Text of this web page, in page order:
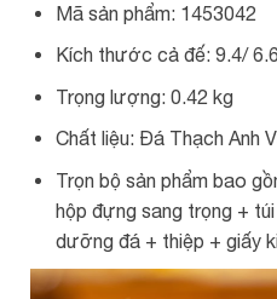
Mã sản phẩm: 1453042
Kích thước cả đế: 9.4/
Trọng lượng: 0.42 kg
Chất liệu: Đá Thạch Anh
Trọn bộ sản phẩm bao
hộp đựng sang trọng +
dưỡng đá + thiệp + giấy